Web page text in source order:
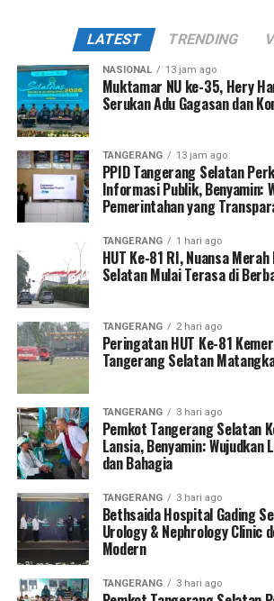
LATEST TRENDING
NASIONAL 13 jam ago
Muktamar NU ke-35, Hery
Serukan Adu Gagasan dan
TANGERANG 13 jam ago
PPID Tangerang Selatan
Informasi Publik, Benyamin:
Pemerintahan yang
TANGERANG 1 hari ago
HUT Ke-81 RI, Nuansa
Selatan Mulai Terasa di
TANGERANG 2 hari ago
Peringatan HUT Ke-81
Tangerang Selatan
TANGERANG 3 hari ago
Pemkot Tangerang Selatan
Lansia, Benyamin:
dan Bahagia
TANGERANG 3 hari ago
Bethsaida Hospital Gading
Urology & Nephrology Clinic
Modern
TANGERANG 3 hari ago